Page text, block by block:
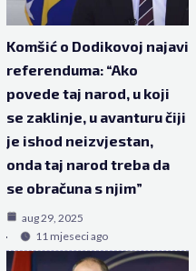
Komšić o Dodikovoj najavi
referenduma: “Ako
povede taj narod, u koji
se zaklinje, u avanturu čiji
je ishod neizvjestan,
onda taj narod treba da
se obračuna s njim”
aug 29, 2025
11 mjeseci ago